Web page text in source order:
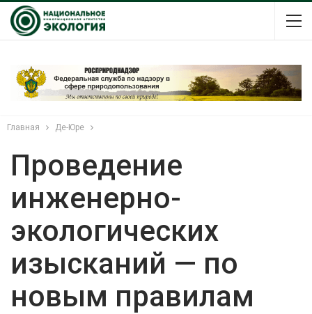
Главная Де-Юре
Проведение
инженерно-
экологических
изысканий — по
новым правилам